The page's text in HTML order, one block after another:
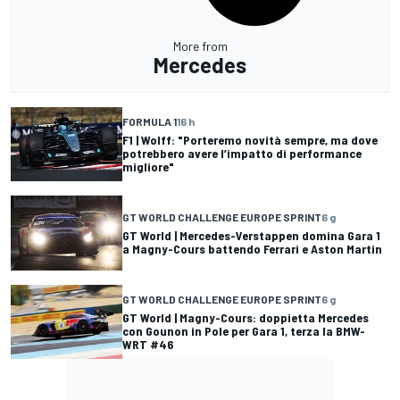
More from
Mercedes
FORMULA 116 h
F1 | Wolff: "Porteremo novità sempre, ma dove
potrebbero avere l’impatto di performance
migliore"
GT WORLD CHALLENGE EUROPE SPRINT6 g
GT World | Mercedes-Verstappen domina Gara 1
a Magny-Cours battendo Ferrari e Aston Martin
GT WORLD CHALLENGE EUROPE SPRINT6 g
GT World | Magny-Cours: doppietta Mercedes
con Gounon in Pole per Gara 1, terza la BMW-
WRT #46